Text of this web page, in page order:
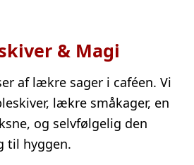
& Magi
af lækre sager i caféen. Vi
lækre småkager, en
og selvfølgelig den
til hyggen.